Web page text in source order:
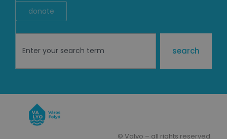
donate
search
© Valyo – all rights reserved.